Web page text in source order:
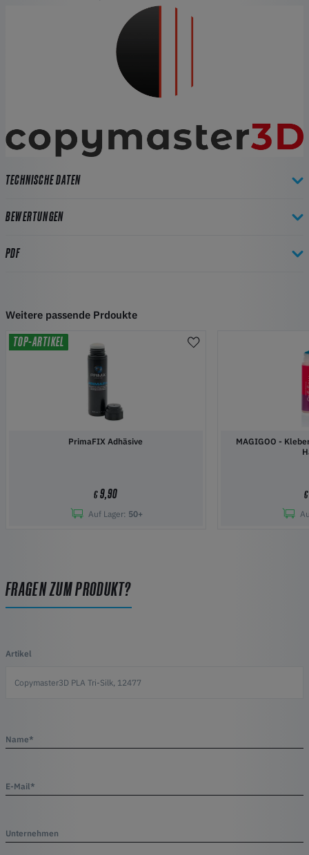
TECHNISCHE DATEN
BEWERTUNGEN
PDF
Weitere passende Prdoukte
TOP-ARTIKEL
PrimaFIX Adhäsive
€9,90
Auf Lager: 50+
MAGIGOO -
€
FRAGEN ZUM PRODUKT?
Artikel
Name*
E-Mail*
Unternehmen